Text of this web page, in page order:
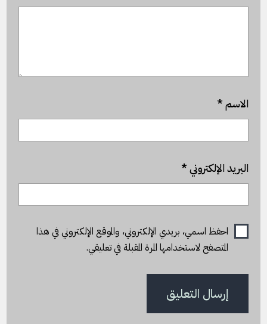
الاسم*
البريد الإلكتروني*
احفظ اسمي، بريدي الإلكتروني، والموقع الإلكتروني في هذا
المتصفح لاستخدامها المرة المقبلة في تعليقي.